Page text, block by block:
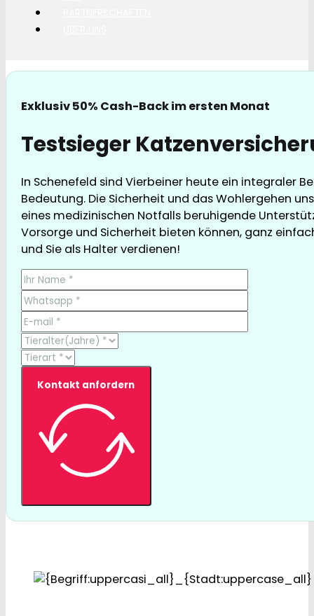
Exklusiv 50% Cash-Back im ersten Monat
Testsieger
In Schenefeld sind Vierbeiner heute ein integraler
Bedeutung. Die Sicherheit und das Wohlergehen
eines medizinischen Notfalls beruhigende
Vorsorge und Sicherheit bieten können, ganz
und Sie als Halter verdienen!
Kontakt anfordern